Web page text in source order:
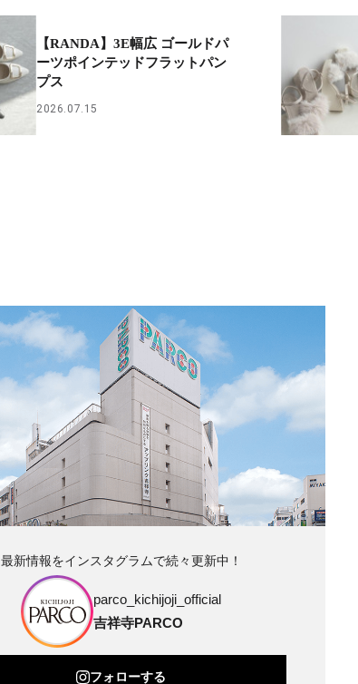
【RANDA】3E幅広 ゴールドパ
ーツポインテッドフラットパン
プス
2026.07.15
最新情報をインスタグラムで続々更新中！
parco_kichijoji_official
吉祥寺PARCO
フォローする